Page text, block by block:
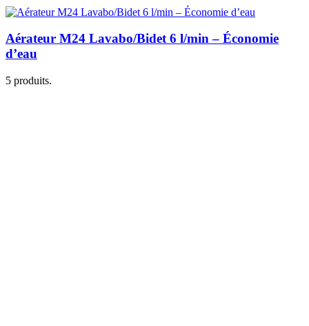
Aérateur M24 Lavabo/Bidet 6 l/min – Économie
d’eau
5 produits.